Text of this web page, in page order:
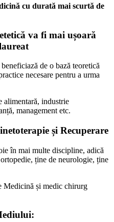
cu durată mai scurtă de
va fi mai ușoară
de o bază teoretică
necesare pentru a urma
alimentară, industrie
management etc.
și Recuperare
în mai multe discipline, adică
ține de neurologie, ține
Medicină și medic chirurg